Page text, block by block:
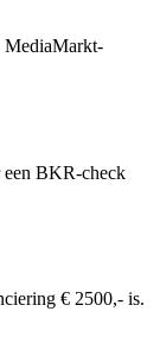
MediaMarkt-
een BKR-check
€ 2500,- is.